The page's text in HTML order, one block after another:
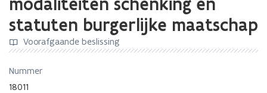
zich
op:
VB
18011
Aanpassingen
modaliteiten
statuten burgerlijke maatschap
Voorafgaande beslissing
Nummer
18011